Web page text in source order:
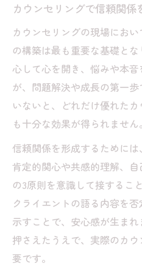
カウンセリングで信頼関係
カウンセリングの現場におい
の構築は最も重要な基礎と
心して心を開き、悩みや本
が、問題解決や成長の第一
いないと、どれだけ優れた
も十分な効果が得られません。
信頼関係を形成するために
肯定的関心や共感的理解、
の3原則を意識して接するこ
クライエントの語る内容を
示すことで、安心感が生ま
押さえたうえで、実際のカ
要です。